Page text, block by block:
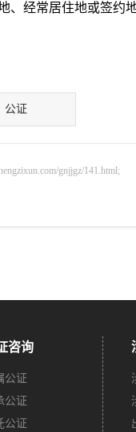
、经常居住地或签约
公证
gnjjgz/141.html;
咨询
公证
公证
公证